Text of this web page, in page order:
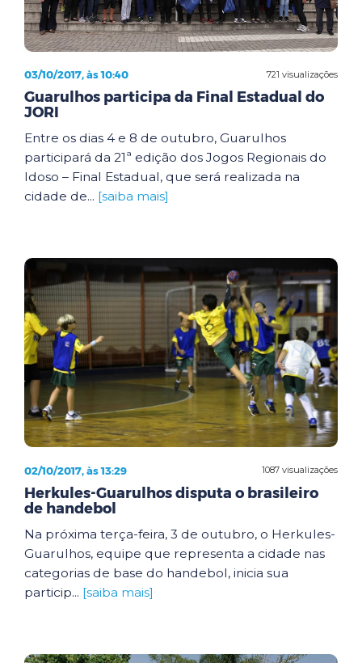
721 visualizações
03/10/2017, às 10:40
Guarulhos participa da Final Estadual do
JORI
Entre os dias 4 e 8 de outubro, Guarulhos
participará da 21ª edição dos Jogos Regionais do
Idoso – Final Estadual, que será realizada na
cidade de... [saiba mais]
1087 visualizações
02/10/2017, às 13:29
Herkules-Guarulhos disputa o brasileiro
de handebol
Na próxima terça-feira, 3 de outubro, o Herkules-
Guarulhos, equipe que representa a cidade nas
categorias de base do handebol, inicia sua
particip... [saiba mais]